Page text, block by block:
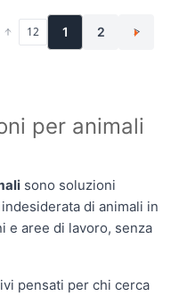
1 2 >
per animali
sono soluzioni
di animali in
e aree di lavoro, senza
pensati per chi cerca